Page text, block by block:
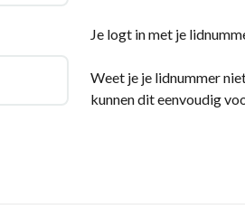
Je logt in met je
Weet je je lidnummer
kunnen dit eenvoudig